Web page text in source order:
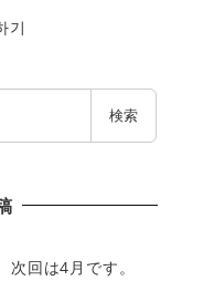
기
検索
回は4月です。